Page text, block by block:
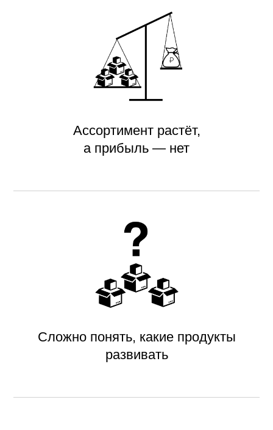
Ассортимент растёт,
а прибыль — нет
Сложно понять, какие продукты
развивать